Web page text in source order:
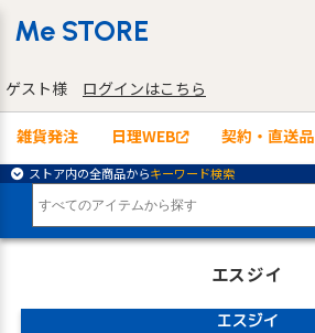
雑貨発注 日理WEB 契約・直送品
ストア内の全商品からキーワード検索
Me STORE
ゲスト様 ログインはこちら
エスジイ
エスジイ